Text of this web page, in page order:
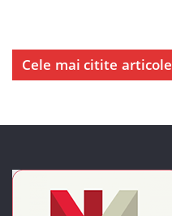
Cele mai citite articole